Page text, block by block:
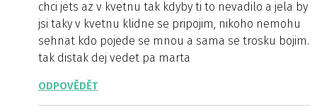
chci jets az v kvetnu tak kdyby ti to nevadilo a jela by
jsi taky v kvetnu klidne se pripojim, nikoho nemohu
sehnat kdo pojede se mnou a sama se trosku bojim.
tak distak dej vedet pa marta
ODPOVĚDĚT